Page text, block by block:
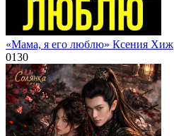
«Мама, я его люблю» Ксения Хиж
0130